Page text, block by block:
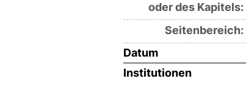
oder des Kapitels:
Seitenbereich:
Datum
Institutionen